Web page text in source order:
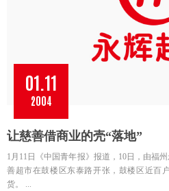
01.11
2004
让慈善借商业的壳“落地”
1月11日《中国青年报》报道，10日，由福
善超市在鼓楼区东泰路开张，鼓楼区近百
货。 ...